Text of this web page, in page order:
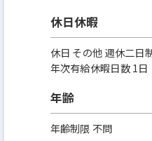
休日休暇
休日 その他 週休二日
年次有給休暇日数 1日
年齢
年齢制限 不問